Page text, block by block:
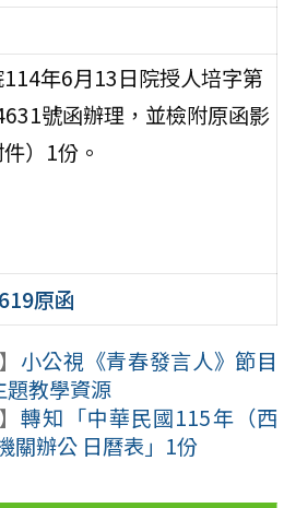
年6月13日院授人培字第
號函辦理，並檢附原函影
）1份。
原函
小公視《青春發言人》節目
題教學資源
轉知「中華民國115年（西
關辦公 日曆表」1份